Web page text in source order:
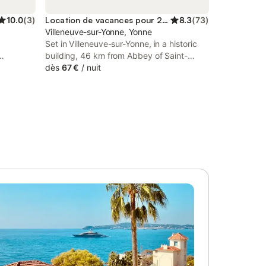
10.0(3)
Location de vacances pour 2 personnes 8.3(73)
Villeneuve-sur-Yonne, Yonne
Set in Villeneuve-sur-Yonne, in a historic
building, 46 km from Abbey of Saint-
Germain d'Auxerre, Les 3 roses is a bed
dès 67 € / nuit